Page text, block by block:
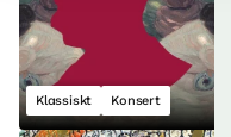
Klassiskt Konsert